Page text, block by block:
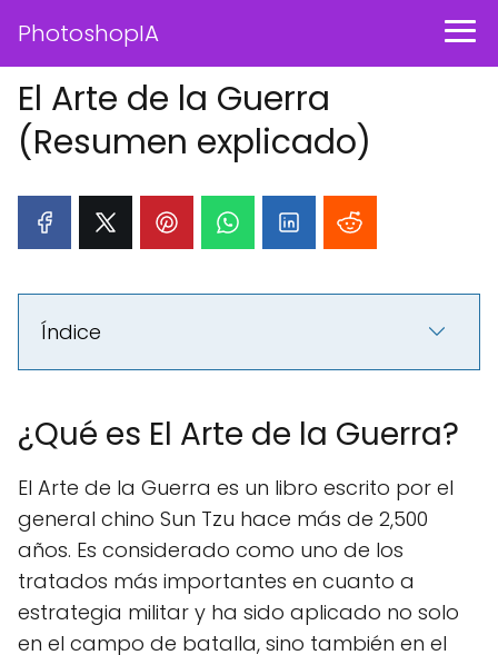
PhotoshopIA
El Arte de la Guerra
(Resumen explicado)
Índice
¿Qué es El Arte de la Guerra?
El Arte de la Guerra es un libro escrito por el
general chino Sun Tzu hace más de 2,500
años. Es considerado como uno de los
tratados más importantes en cuanto a
estrategia militar y ha sido aplicado no solo
en el campo de batalla, sino también en el